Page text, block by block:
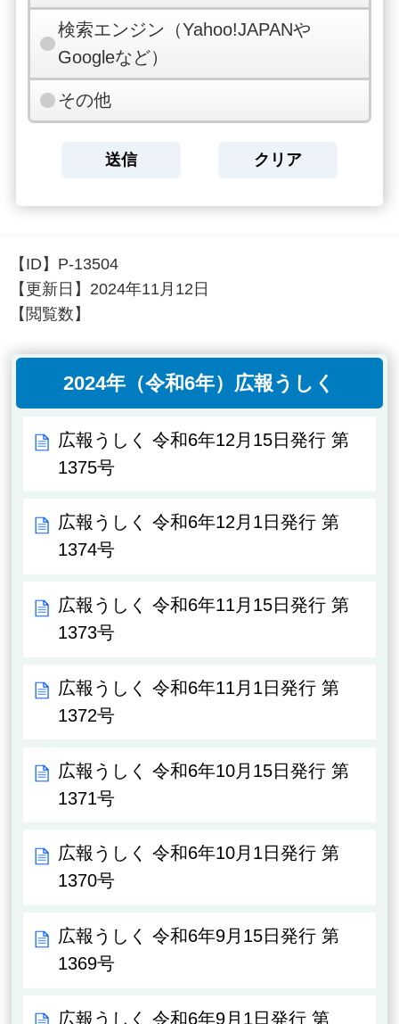
検索エンジン（Yahoo!JAPANや
Googleなど）
その他
【ID】 P-13504
【更新日】 2024年11月12日
【閲覧数】
2024年（令和6年）広報うしく
広報うしく 令和6年12月15日発行 第
1375号
広報うしく 令和6年12月1日発行 第
1374号
広報うしく 令和6年11月15日発行 第
1373号
広報うしく 令和6年11月1日発行 第
1372号
広報うしく 令和6年10月15日発行 第
1371号
広報うしく 令和6年10月1日発行 第
1370号
広報うしく 令和6年9月15日発行 第
1369号
広報うしく 令和6年9月1日発行 第